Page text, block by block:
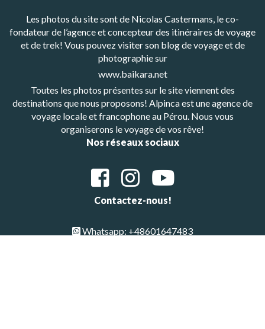
Les photos du site sont de Nicolas Castermans, le co-
fondateur de l’agence et concepteur des itinéraires de voyage
et de trek! Vous pouvez visiter son blog de voyage et de
photographie sur
www.baikara.net
Toutes les photos présentes sur le site viennent des
destinations que nous proposons! Alpinca est une agence de
voyage locale et francophone au Pérou. Nous vous
organiserons le voyage de vos rêve!
Nos réseaux sociaux
Contactez-nous!
Whatsapp: +48601647483